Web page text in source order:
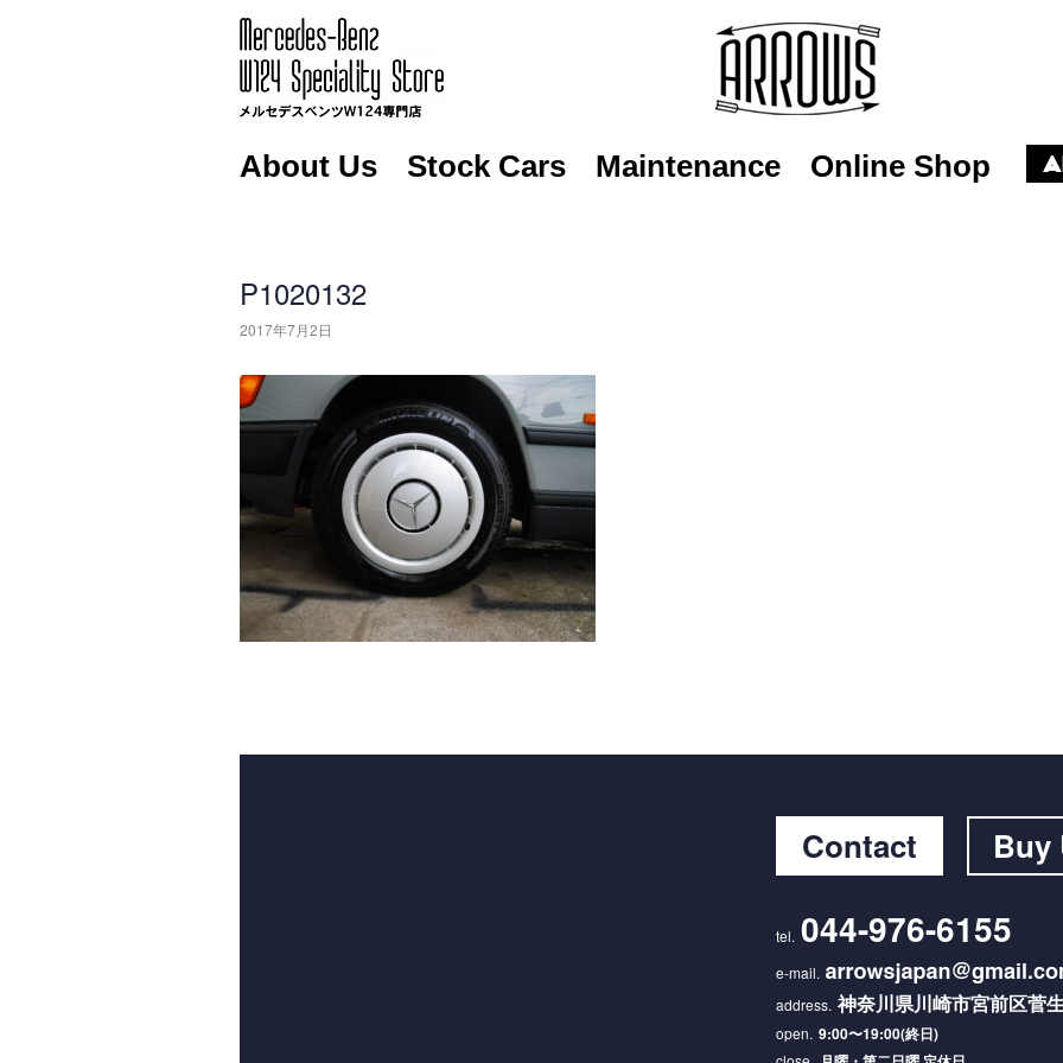
About Us Stock Cars Maintenance Online Shop
P1020132
2017年7月2日
Contact Buy
044-976-6155
神奈川県川崎市宮前区菅
9:00〜19:00(終日)